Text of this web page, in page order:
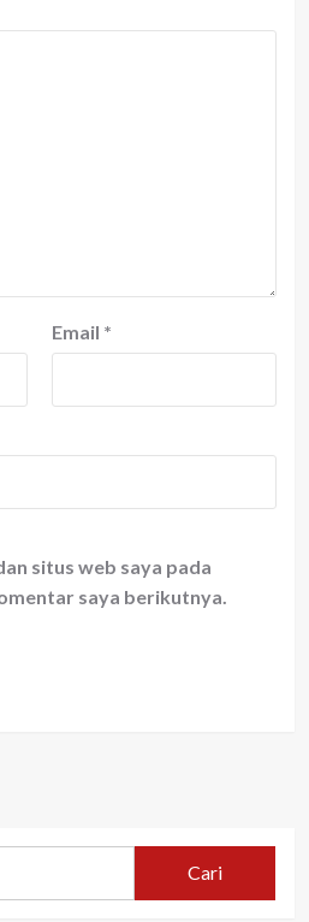
Email *
situs web saya pada
saya berikutnya.
Cari